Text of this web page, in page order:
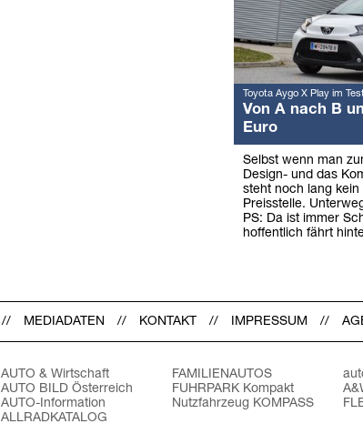
Toyota Aygo X Play im
Von A nach B
Euro
Selbst wenn man
Design- und das
steht noch lang
Preisstelle.
PS: Da ist immer
hoffentlich fährt
MEDIADATEN KONTAKT IMPRESSUM
AUTO & Wirtschaft
AUTO BILD Österreich
AUTO-Information
ALLRADKATALOG
FAMILIENAUTOS
FUHRPARK Kompakt
Nutzfahrzeug KOMPASS